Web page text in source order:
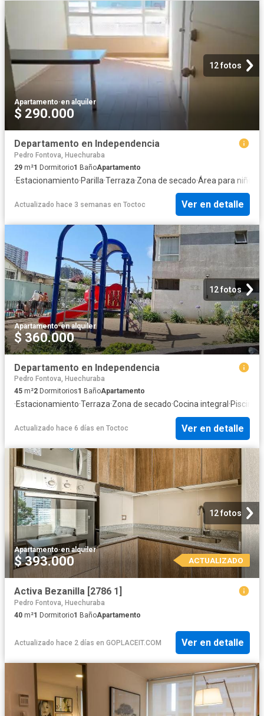
12 fotos
Apartamento·en alquiler
$ 290.000
Departamento en Independencia
Pedro Fontova, Huechuraba
29 m²1 Dormitorio1 BañoApartamento
·Estacionamiento·Parilla·Terraza·Zona de secado·Área para niños
Actualizado hace 3 semanas en Toctoc Ver en detalle
12 fotos
Apartamento·en alquiler
$ 360.000
Departamento en Independencia
Pedro Fontova, Huechuraba
45 m²2 Dormitorios1 BañoApartamento
·Estacionamiento·Terraza·Zona de secado·Cocina integral ·Piscina
Actualizado hace 6 días en Toctoc Ver en detalle
12 fotos
Apartamento·en alquiler
$ 393.000 ACTUALIZADO
Activa Bezanilla [2786 1]
Pedro Fontova, Huechuraba
40 m²1 Dormitorio1 BañoApartamento
Actualizado hace 2 días en GOPLACEIT.COM Ver en detalle